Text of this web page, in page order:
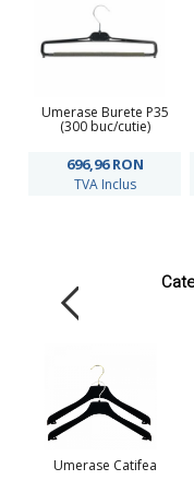
Umerase Burete P35
(300 buc/cutie)
696,96RON
TVA Inclus
Umerase Catifea